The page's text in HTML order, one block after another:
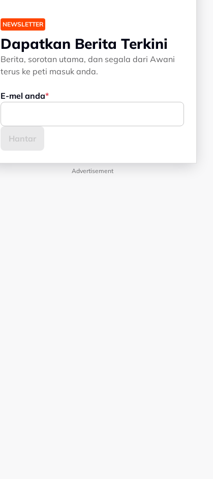
NEWSLETTER
Dapatkan Berita Terkini
Berita, sorotan utama, dan segala dari Awani
terus ke peti masuk anda.
E-mel anda
Advertisement